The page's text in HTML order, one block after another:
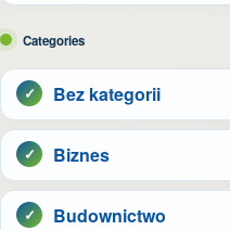
Categories
Bez kategorii
Biznes
Budownictwo